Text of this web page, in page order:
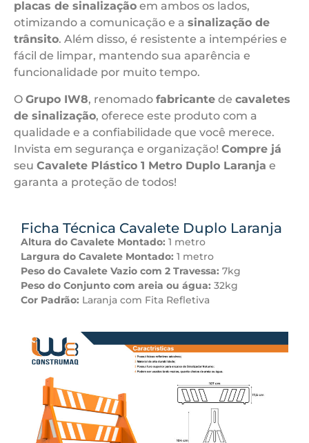
placas de sinalização em ambos os lados,
otimizando a comunicação e a sinalização de
trânsito. Além disso, é resistente a intempéries e
fácil de limpar, mantendo sua aparência e
funcionalidade por muito tempo.
O Grupo IW8, renomado fabricante de cavaletes
de sinalização, oferece este produto com a
qualidade e a confiabilidade que você merece.
Invista em segurança e organização! Compre já
seu Cavalete Plástico 1 Metro Duplo Laranja e
garanta a proteção de todos!
Ficha Técnica Cavalete Duplo Laranja
Altura do Cavalete Montado: 1 metro
Largura do Cavalete Montado: 1 metro
Peso do Cavalete Vazio com 2 Travessa: 7kg
Peso do Conjunto com areia ou água: 32kg
Cor Padrão: Laranja com Fita Refletiva